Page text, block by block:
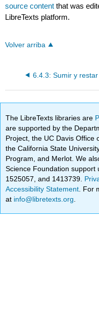
source content that was
LibreTexts platform.
Volver arriba
The LibreTexts libraries are
are supported by the
Project, the UC Davis Office
the California State
Program, and Merlot. We
Science Foundation support
1525057, and 1413739.
Accessibility Statement . For
at info@libretexts.org